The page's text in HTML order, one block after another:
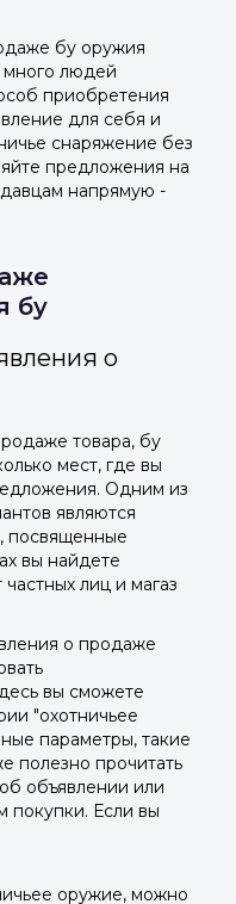
бу оружия
много людей
приобретения
для себя и
снаряжение без
предложения на
напрямую -
бу
о
товара, бу
мест, где вы
Одним из
являются
посвященные
вы найдете
лиц и магаз
о продаже
вы сможете
"охотничьее
параметры, такие
полезно прочитать
объявлении или
Если вы
оружие, можно